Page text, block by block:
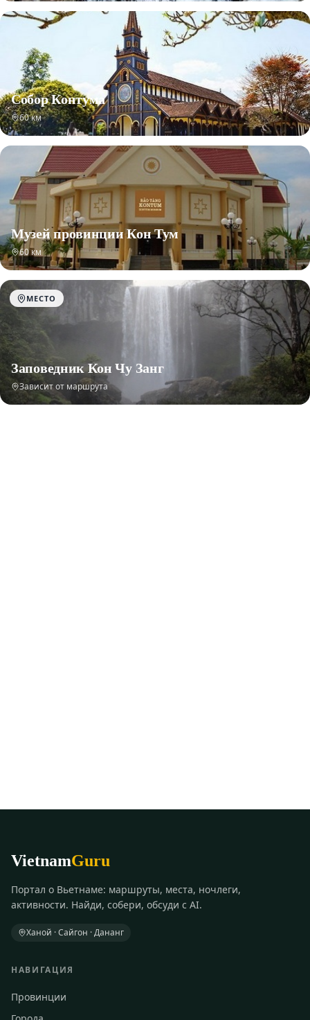
Собор Контума
60 км
Музей провинции Кон Тум
60 км
МЕСТО
Заповедник Кон Чу Занг
Зависит от маршрута
VietnamGuru
Портал о Вьетнаме: маршруты, места, ночлеги,
активности. Найди, собери, обсуди с AI.
Ханой · Сайгон · Дананг
НАВИГАЦИЯ
Провинции